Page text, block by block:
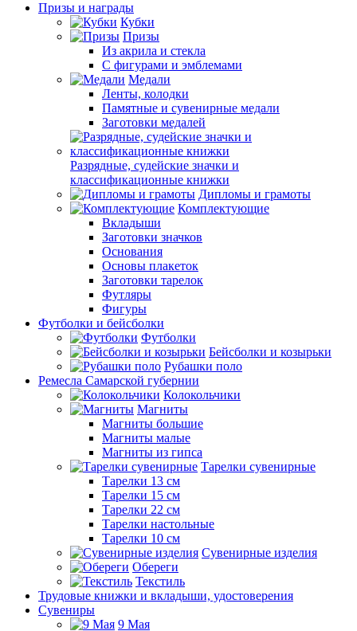
Призы и награды
Кубки
Призы
Из акрила и стекла
С фигурами и эмблемами
Медали
Ленты, колодки
Памятные и сувенирные медали
Заготовки медалей
Разрядные, судейские значки и
классификационные книжки
Дипломы и грамоты
Комплектующие
Вкладыши
Заготовки значков
Основания
Основы плакеток
Заготовки тарелок
Футляры
Фигуры
Футболки и бейсболки
Футболки
Бейсболки и козырьки
Рубашки поло
Ремесла Самарской губернии
Колокольчики
Магниты
Магниты большие
Магниты малые
Магниты из гипса
Тарелки сувенирные
Тарелки 13 см
Тарелки 15 см
Тарелки 22 см
Тарелки настольные
Тарелки 10 см
Сувенирные изделия
Обереги
Текстиль
Трудовые книжки и вкладыши, удостоверения
Сувениры
9 Мая